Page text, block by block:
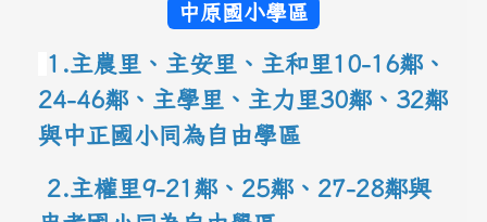
中原國小學區
1.主農里、主安里、主和里10-16鄰 、
24-46鄰、主學里、主力里30鄰 、 32鄰
與中正國小同為自由學區
2.主權里9-21鄰、25鄰 、 27-28鄰與